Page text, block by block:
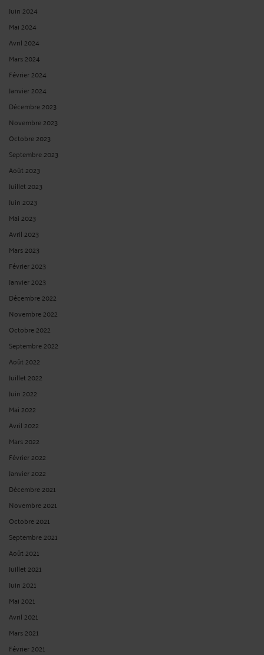
Juin 2024
Mai 2024
Avril 2024
Mars 2024
Février 2024
Janvier 2024
Décembre 2023
Novembre 2023
Octobre 2023
Septembre 2023
Août 2023
Juillet 2023
Juin 2023
Mai 2023
Avril 2023
Mars 2023
Février 2023
Janvier 2023
Décembre 2022
Novembre 2022
Octobre 2022
Septembre 2022
Août 2022
Juillet 2022
Juin 2022
Mai 2022
Avril 2022
Mars 2022
Février 2022
Janvier 2022
Décembre 2021
Novembre 2021
Octobre 2021
Septembre 2021
Août 2021
Juillet 2021
Juin 2021
Mai 2021
Avril 2021
Mars 2021
Février 2021